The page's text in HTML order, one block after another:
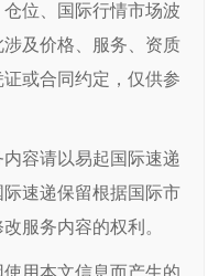
位、国际行情市场波
及价格、服务、资质
或合同约定，仅供参
容请以易起国际速递
速递保留根据国际市
服务内容的权利。